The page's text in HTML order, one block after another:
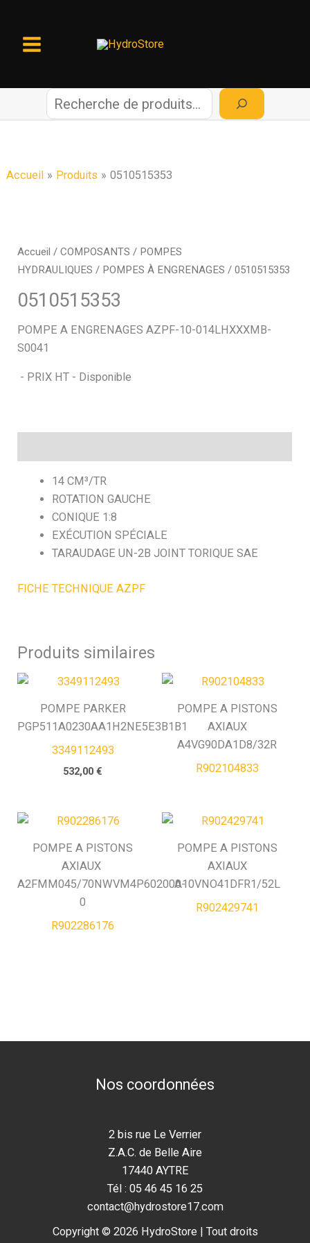
contenu
c
r
c
h
e
Accueil Produits 0510515353
Accueil /COMPOSANTS / POMPES
HYDRAULIQUES / POMPES À ENGRENAGES / 0510515353
0510515353
POMPE A ENGRENAGES AZPF-10-014LHXXXMB-
S0041
- PRIX HT - Disponible
14 CM³/TR
ROTATION GAUCHE
CONIQUE 1:8
EXÉCUTION SPÉCIALE
TARAUDAGE UN-2B JOINT TORIQUE SAE
FICHE TECHNIQUE AZPF
Produits similaires
POMPE PARKER
PGP511A0230AA1H2NE5E3B1B1
3349112493
532,00€
POMPE A PISTONS
AXIAUX
A4VG90DA1D8/32R
R902104833
POMPE A PISTONS
AXIAUX
A2FMM045/70NWVM4P602000-
0
R902286176
POMPE A PISTONS
AXIAUX
A10VNO41DFR1/52L
R902429741
Nos coordonnées
2 bis rue Le Verrier
Z.A.C. de Belle Aire
17440 AYTRE
Tél : 05 46 45 16 25
contact@hydrostore17.com
Copyright © 2026 HydroStore | Tout droits